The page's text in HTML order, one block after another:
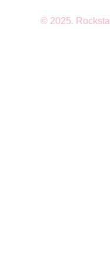
© 2025.